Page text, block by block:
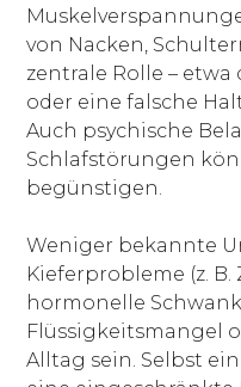
von Nacken,
zentrale Rolle –
oder eine falsche
Auch psychische
Schlafstörungen
begünstigen.
Weniger bekannte
Kieferprobleme (z. B.
hormonelle
Flüssigkeitsmangel
Alltag sein. Selbst